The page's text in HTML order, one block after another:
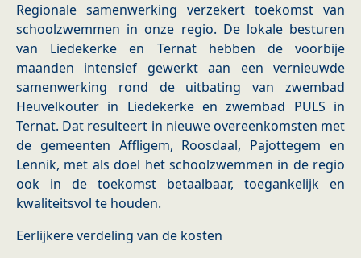
Regionale samenwerking verzekert toekomst van
schoolzwemmen in onze regio. De lokale besturen
van Liedekerke en Ternat hebben de voorbije
maanden intensief gewerkt aan een vernieuwde
samenwerking rond de uitbating van zwembad
Heuvelkouter in Liedekerke en zwembad PULS in
Ternat. Dat resulteert in nieuwe overeenkomsten met
de gemeenten Affligem, Roosdaal, Pajottegem en
Lennik, met als doel het schoolzwemmen in de regio
ook in de toekomst betaalbaar, toegankelijk en
kwaliteitsvol te houden.
Eerlijkere verdeling van de kosten